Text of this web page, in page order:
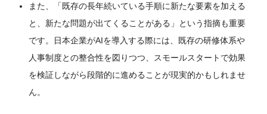
また、「既存の長年続いている手順に新たな要素を加える
と、新たな問題が出てくることがある」という指摘も重要
です。日本企業がAIを導入する際には、既存の研修体系や
人事制度との整合性を図りつつ、スモールスタートで効果
を検証しながら段階的に進めることが現実的かもしれませ
ん。